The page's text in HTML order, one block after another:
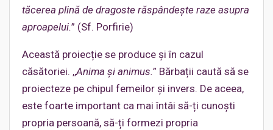
tăcerea plină de dragoste răspândește raze asupra
aproapelui.” (Sf. Porfirie)
Această proiecție se produce și în cazul
căsătoriei. ,,Anima și animus.” Bărbații caută să se
proiecteze pe chipul femeilor și invers. De aceea,
este foarte important ca mai întâi să-ți cunoști
propria persoană, să-ți formezi propria